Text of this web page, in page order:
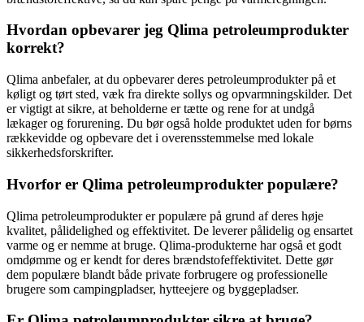
Hvordan opbevarer jeg Qlima petroleumprodukter
korrekt?
Qlima anbefaler, at du opbevarer deres petroleumprodukter på et
køligt og tørt sted, væk fra direkte sollys og opvarmningskilder. Det
er vigtigt at sikre, at beholderne er tætte og rene for at undgå
lækager og forurening. Du bør også holde produktet uden for børns
rækkevidde og opbevare det i overensstemmelse med lokale
sikkerhedsforskrifter.
Hvorfor er Qlima petroleumprodukter populære?
Qlima petroleumprodukter er populære på grund af deres høje
kvalitet, pålidelighed og effektivitet. De leverer pålidelig og ensartet
varme og er nemme at bruge. Qlima-produkterne har også et godt
omdømme og er kendt for deres brændstofeffektivitet. Dette gør
dem populære blandt både private forbrugere og professionelle
brugere som campingpladser, hytteejere og byggepladser.